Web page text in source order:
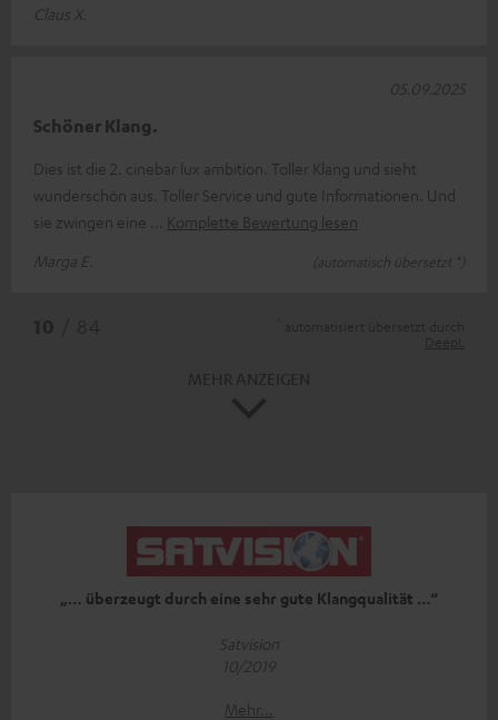
Claus X.
Schöner Klang.
Dies ist die 2. cinebar lux ambition. Toller Klang und sieht
wunderschön aus. Toller Service und gute Informationen. Und
sie zwingen eine
Komplette Bewertung lesen
Marga E.
(automatisch übersetzt *)
05.09.2025
„… überzeugt durch eine sehr gute Klangqualität …“
Satvision
10/2019
Mehr...